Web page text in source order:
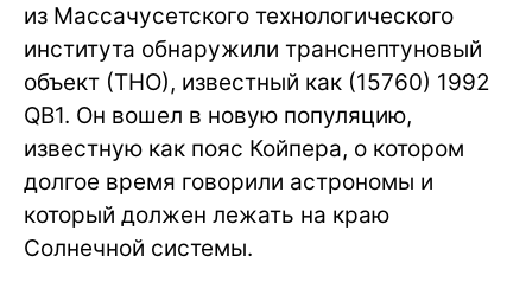
из Массачусетского технологического
института обнаружили транснептуновый
объект (ТНО), известный как (15760) 1992
QB1. Он вошел в новую популяцию,
известную как пояс Койпера, о котором
долгое время говорили астрономы и
который должен лежать на краю
Солнечной системы.